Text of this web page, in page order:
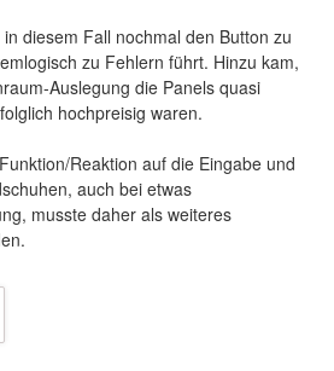
diesem Fall nochmal den Button zu
zu Fehlern führt. Hinzu kam,
Auslegung die Panels quasi
hochpreisig waren.
Reaktion auf die Eingabe und
auch bei etwas
musste daher als weiteres